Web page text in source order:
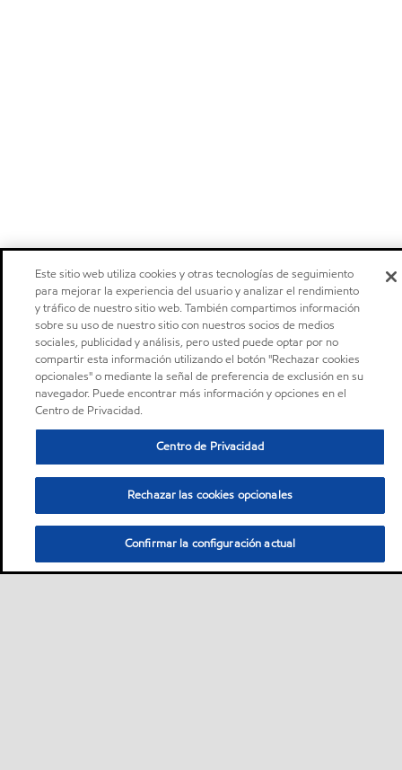
Este sitio web utiliza cookies y otras tecnologías de seguimiento
para mejorar la experiencia del usuario y analizar el rendimiento
y tráfico de nuestro sitio web. También compartimos información
sobre su uso de nuestro sitio con nuestros socios de medios
sociales, publicidad y análisis, pero usted puede optar por no
compartir esta información utilizando el botón "Rechazar cookies
opcionales" o mediante la señal de preferencia de exclusión en su
navegador. Puede encontrar más información y opciones en el
Centro de Privacidad.
Centro de Privacidad
Rechazar las cookies opcionales
Confirmar la configuración actual